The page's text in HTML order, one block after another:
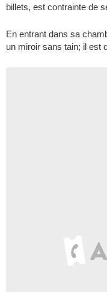
billets, est contrainte de
En entrant dans sa
un miroir sans tain; il est